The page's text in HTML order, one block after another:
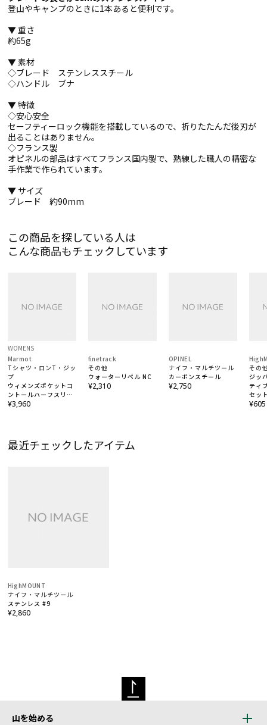
登山やキャンプのときに1本あると便利です。
▼ 重さ
約65g
▼ 素材
◇ブレード ステンレススチール
◇ハンドル ブナ
▼ 特徴
◇安心安全
セーフティーロック機能を搭載しているので、折りたたんだ後刃が
出ることはありません。
◇フランス製
オピネルの部品はすべてフランス国内製で、熟練した職人の精密な
手作業で作られています。
▼ サイズ
ブレード 約90mm
この商品を探している人は
こんな商品もチェックしています
WOMENS
Marmot
Tシャツ・ロンT・ジッ
プ
ウィメンズポケットコ
ントールハーフスリー
ブクルー / W's
¥3,960
finetrack
その他
ウォーターリペル NC
¥2,310
OPINEL
ナイフ・マルチツール
カーボンスチール
¥2,750
その
ジッパー
ティ
セッ
¥605
最近チェックしたアイテム
HighMOUNT
ナイフ・マルチツール
ステンレス #9
¥2,860
山を始める